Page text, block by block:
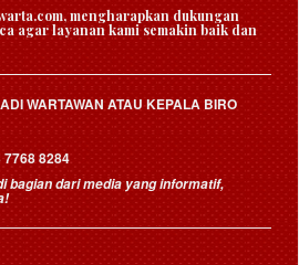
mengharapkan dukungan
agar layanan kami semakin baik dan
WARTAWAN ATAU KEPALA BIRO
7768 8284
bagian dari media yang informatif,